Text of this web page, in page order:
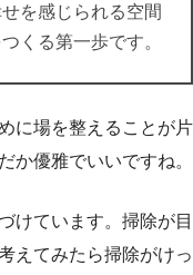
を感じられる空間
くる第一歩です。
に場を整えることが片
か優雅でいいですね。
けています。掃除が目
えてみたら掃除がけっ